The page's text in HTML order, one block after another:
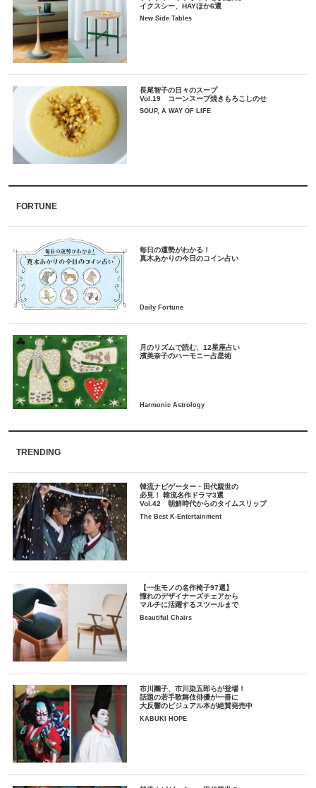
イクスシー、HAYほか6選
New Side Tables
長尾智子の日々のスープ
Vol.19 コーンスープ焼きもろこしのせ
SOUP, A WAY OF LIFE
FORTUNE
毎日の運勢がわかる！
月のリズムで読む、12星座占い
TRENDING
韓流ナビゲーター・田代親世の
必見！ 韓流名作ドラマ3選
Vol.42 朝鮮時代からのタイムスリップ
The Best K-Entertainment
【一生モノの名作椅子97選】
憧れのデザイナーズチェアから
マルチに活躍するスツールまで
Beautiful Chairs
市川團子、市川染五郎らが登場！
話題の若手歌舞伎俳優が一冊に
大反響のビジュアル本が絶賛発売中
KABUKI HOPE